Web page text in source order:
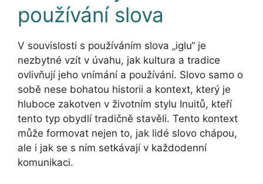
používání slova
V souvislosti s používáním slova „iglu“ je
nezbytné vzít v úvahu, jak kultura a tradice
ovlivňují jeho vnímání a používání. Slovo samo o
sobě nese bohatou historii a kontext, který je
hluboce zakotven v životním stylu Inuitů, kteří
tento typ obydlí tradičně stavěli. Tento kontext
může formovat nejen to, jak lidé slovo chápou,
ale i jak se s ním setkávají v každodenní
komunikaci.